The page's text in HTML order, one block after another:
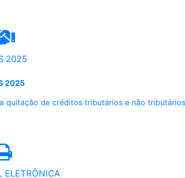
2025
2025
quitação de créditos tributários e não
ELETRÔNICA